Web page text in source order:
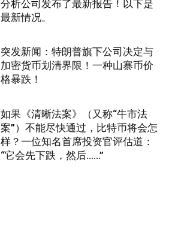
分析公司发布了最新报告！以下是
最新情况。
突发新闻：特朗普旗下公司决定与
加密货币划清界限！一种山寨币价
格暴跌！
如果《清晰法案》（又称“牛市法
案”）不能尽快通过，比特币将会怎
样？一位知名首席投资官评估道：
“它会先下跌，然后……”